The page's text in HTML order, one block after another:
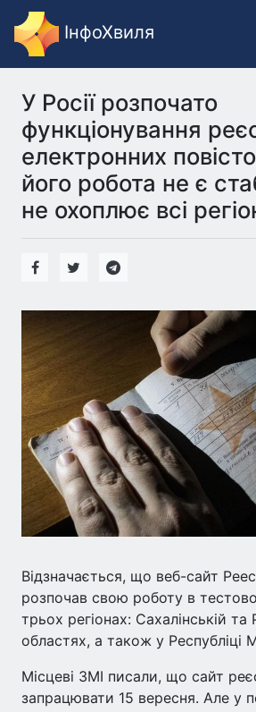
ІнфоХвиля
У Росії розпочато
функціонування
електронних
його робота не є
не охоплює всі
Відзначається, що веб-сайт
розпочав свою роботу в
трьох регіонах: Сахалінській та
областях, а також у Республіці
Місцеві ЗМІ писали, що сайт
запрацювати 15 вересня. Але у